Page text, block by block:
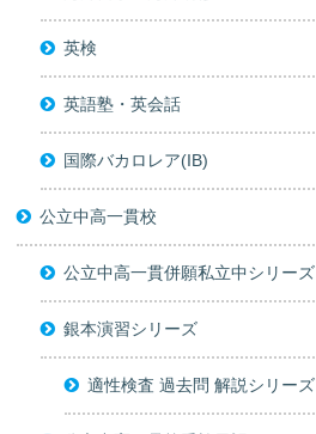
英検
英語塾・英会話
国際バカロレア(IB)
公立中高一貫校
公立中高一貫併願私立中シリーズ
銀本演習シリーズ
適性検査 過去問 解説シリーズ